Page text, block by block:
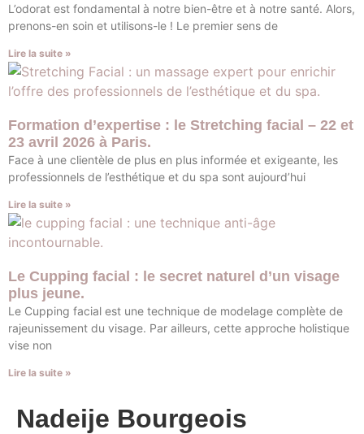
L’odorat est fondamental à notre bien-être et à notre santé. Alors,
prenons-en soin et utilisons-le ! Le premier sens de
Lire la suite »
Formation d’expertise : le Stretching facial – 22 et
23 avril 2026 à Paris.
Face à une clientèle de plus en plus informée et exigeante, les
professionnels de l’esthétique et du spa sont aujourd’hui
Lire la suite »
Le Cupping facial : le secret naturel d’un visage
plus jeune.
Le Cupping facial est une technique de modelage complète de
rajeunissement du visage. Par ailleurs, cette approche holistique
vise non
Lire la suite »
Nadeije Bourgeois